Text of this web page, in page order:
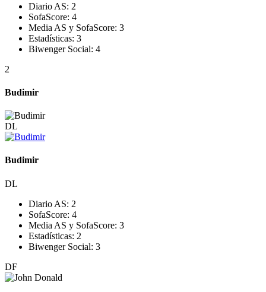
Diario AS: 2
SofaScore: 4
Media AS y SofaScore: 3
Estadísticas: 3
Biwenger Social: 4
2
Budimir
DL
Budimir
DL
Diario AS: 2
SofaScore: 4
Media AS y SofaScore: 3
Estadísticas: 2
Biwenger Social: 3
DF